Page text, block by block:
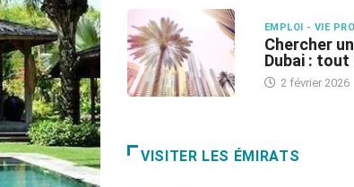
EMPLOI - VIE
Chercher
Dubai : tout
2 février 2026
VISITER LES ÉMIRATS